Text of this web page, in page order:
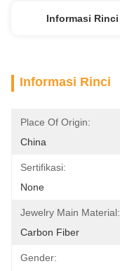
Informasi Rinci
Informasi Rinci
Place Of Origin:
China
Sertifikasi:
None
Jewelry Main Material:
Carbon Fiber
Gender: